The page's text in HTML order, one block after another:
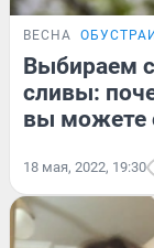
ВЕСНА
Выбираем
сливы:
вы можете
18 мая, 2022, 19:30